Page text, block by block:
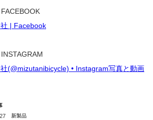
| Facebook
(@mizutanibicycle) • Instagram写真と動画
新製品